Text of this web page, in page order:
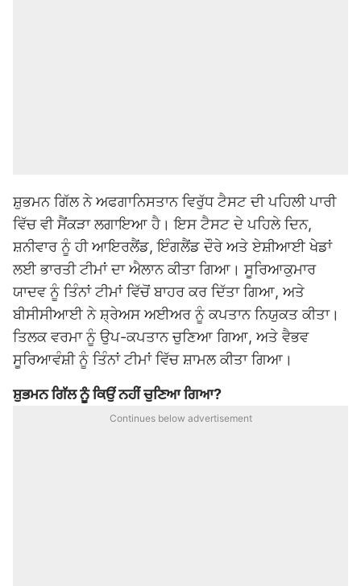
ਸ਼ੁਭਮਨ ਗਿੱਲ ਨੇ ਅਫਗਾਨਿਸਤਾਨ ਵਿਰੁੱਧ ਟੈਸਟ ਦੀ ਪਹਿਲੀ ਪਾਰੀ
ਵਿੱਚ ਵੀ ਸੈਂਕੜਾ ਲਗਾਇਆ ਹੈ। ਇਸ ਟੈਸਟ ਦੇ ਪਹਿਲੇ ਦਿਨ,
ਸ਼ਨੀਵਾਰ ਨੂੰ ਹੀ ਆਇਰਲੈਂਡ, ਇੰਗਲੈਂਡ ਦੌਰੇ ਅਤੇਏਸ਼ੀਆਈ ਖੇਡਾਂ
ਲਈ ਭਾਰਤੀ ਟੀਮਾਂ ਦਾ ਐਲਾਨ ਕੀਤਾ ਗਿਆ। ਸੂਰਿਆਕੁਮਾਰ
ਯਾਦਵ ਨੂੰ ਤਿੰਨਾਂ ਟੀਮਾਂ ਵਿੱਚੋਂ ਬਾਹਰ ਕਰ ਦਿੱਤਾ ਗਿਆ, ਅਤੇ
ਬੀਸੀਸੀਆਈ ਨੇ ਸ਼੍ਰੇਅਸ ਅਈਅਰ ਨੂੰ ਕਪਤਾਨ ਨਿਯੁਕਤ ਕੀਤਾ।
ਤਿਲਕ ਵਰਮਾ ਨੂੰ ਉਪ-ਕਪਤਾਨ ਚੁਣਿਆ ਗਿਆ, ਅਤੇ ਵੈਭਵ
ਸੂਰਿਆਵੰਸ਼ੀ ਨੂੰ ਤਿੰਨਾਂ ਟੀਮਾਂ ਵਿੱਚ ਸ਼ਾਮਲ ਕੀਤਾ ਗਿਆ।
ਸ਼ੁਭਮਨ ਗਿੱਲ ਨੂੰ ਕਿਉਂ ਨਹੀਂ ਚੁਣਿਆ ਗਿਆ?
Continues below advertisement